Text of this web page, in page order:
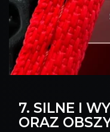
7. SILNE I
ORAZ